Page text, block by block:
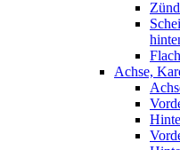
Achse,